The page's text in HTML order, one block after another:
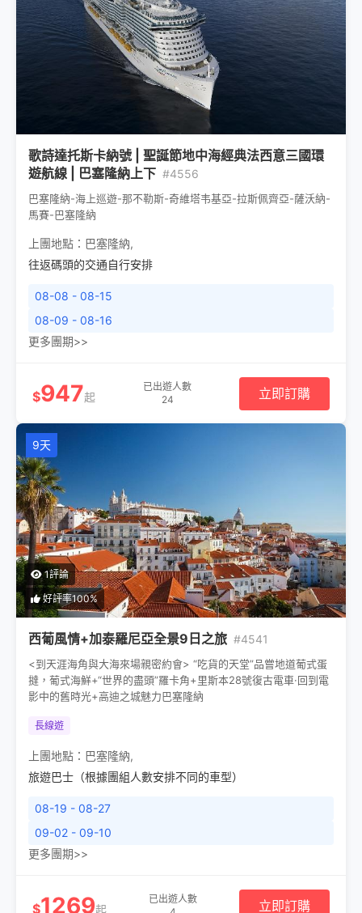
歌詩達托斯卡納號 | 聖誕節地中海經典法西意三國環
遊航線 | 巴塞隆納上下 #4556
巴塞隆納-海上巡遊-那不勒斯-奇維塔韦基亞-拉斯佩齊亞-薩沃納-
馬賽-巴塞隆納
上團地點： 巴塞隆納,
往返碼頭的交通自行安排
08-08 - 08-15
08-09 - 08-16
更多團期>>
$947起
已出遊人數
24
立即訂購
9天
1評論
好評率100%
西葡風情+加泰羅尼亞全景9日之旅 #4541
<到天涯海角與大海來場親密約會> “吃貨的天堂”品嘗地道葡式蛋
撻，葡式海鮮+“世界的盡頭”羅卡角+里斯本28號復古電車·回到電
影中的舊時光+高迪之城魅力巴塞隆納
長線遊
上團地點： 巴塞隆納,
旅遊巴士（根據團組人數安排不同的車型）
08-19 - 08-27
09-02 - 09-10
更多團期>>
$1269起
已出遊人數
立即訂購